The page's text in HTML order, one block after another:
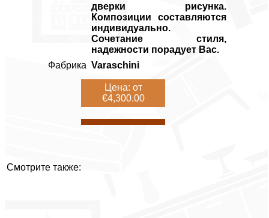
дверки рисунка.
Композиции составляются
индивидуально.
Сочетание стиля,
надежности порадует Вас.
Фабрика Varaschini
Цена: от
€4,300.00
Смотрите также: